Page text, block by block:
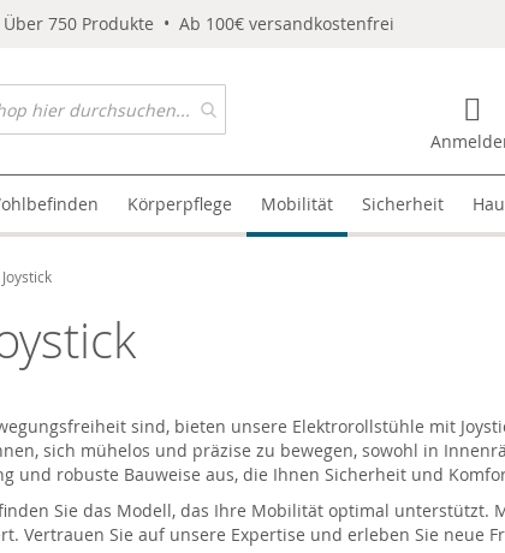
750 Produkte • Ab 100€ versandkostenfrei
Körperpflege Mobilität Sicherheit
sind, bieten unsere Elektrorollstühle mit
sich mühelos und präzise zu bewegen, sowohl in
und robuste Bauweise aus, die Ihnen Sicherheit und
Sie das Modell, das Ihre Mobilität optimal unterstützt.
Vertrauen Sie auf unsere Expertise und erleben Sie neue